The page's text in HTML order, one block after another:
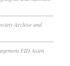
Archive und
FID Asien